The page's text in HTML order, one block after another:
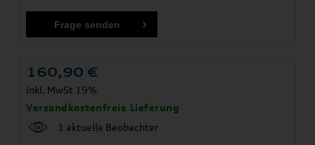
160,90 €
inkl. MwSt 19%
Versandkostenfreie Lieferung
1 aktuelle Beobachter